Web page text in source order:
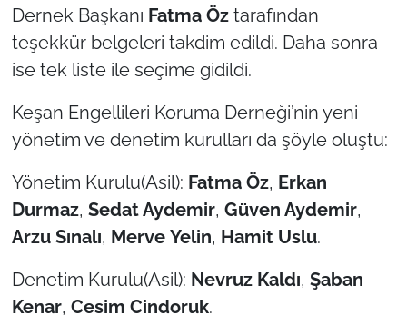
Dernek Başkanı Fatma Öztarafından
teşekkür belgeleri takdim edildi. Daha sonra
ise tek liste ile seçime gidildi.
Keşan Engellileri Koruma Derneği’nin yeni
yönetim ve denetim kurulları da şöyle oluştu:
Yönetim Kurulu(Asil): Fatma Öz, Erkan
Durmaz, Sedat Aydemir, Güven Aydemir,
Arzu Sınalı, Merve Yelin, Hamit Uslu.
Denetim Kurulu(Asil): Nevruz Kaldı, Şaban
Kenar, Cesim Cindoruk.